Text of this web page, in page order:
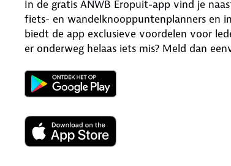
In de gratis ANWB Eropuit-app vind je
fiets- en wandelknooppuntenplanners en
biedt de app exclusieve voordelen voor
er onderweg helaas iets mis? Meld dan